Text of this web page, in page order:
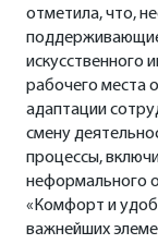
отметила, что,
искусственного
рабочего места
адаптации
смену
процессы,
неформального
«Комфорт и
важнейших